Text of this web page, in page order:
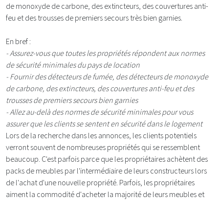
de monoxyde de carbone, des extincteurs, des couvertures anti-
feu et des trousses de premiers secours très bien garnies.
En bref :
- Assurez-vous que toutes les propriétés répondent aux normes
de sécurité minimales du pays de location
- Fournir des détecteurs de fumée, des détecteurs de monoxyde
de carbone, des extincteurs, des couvertures anti-feu et des
trousses de premiers secours bien garnies
- Allez au-delà des normes de sécurité minimales pour vous
assurer que les clients se sentent en sécurité dans le logement
Lors de la recherche dans les annonces, les clients potentiels
verront souvent de nombreuses propriétés qui se ressemblent
beaucoup. C'est parfois parce que les propriétaires achètent des
packs de meubles par l'intermédiaire de leurs constructeurs lors
de l'achat d'une nouvelle propriété. Parfois, les propriétaires
aiment la commodité d'acheter la majorité de leurs meubles et